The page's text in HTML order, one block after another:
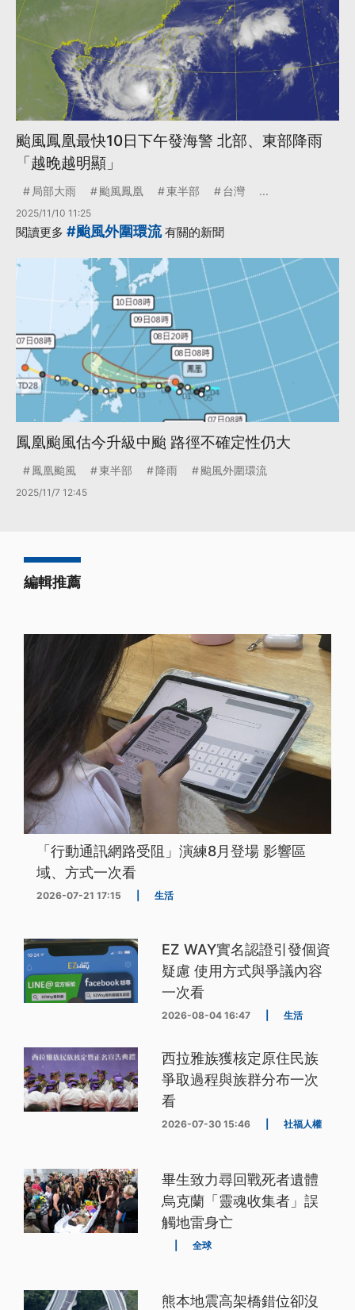
颱風鳳凰最快10日下午發海警 北部、東部降雨
「越晚越明顯」
局部大雨 颱風鳳凰 東半部 台灣 ...
2025/11/10 11:25
閱讀更多 #颱風外圍環流有關的新聞
鳳凰颱風估今升級中颱 路徑不確定性仍大
鳳凰颱風 東半部 降雨 颱風外圍環流
2025/11/7 12:45
編輯推薦
「行動通訊網路受阻」演練8月登場 影響區
域、方式一次看
2026-07-21 17:15 生活
EZ WAY實名認證引發個資
疑慮 使用方式與爭議內容
一次看
2026-08-04 16:47 生活
西拉雅族獲核定原住民族
爭取過程與族群分布一次
看
2026-07-30 15:46 社福人權
畢生致力尋回戰死者遺體
烏克蘭「靈魂收集者」誤
觸地雷身亡
全球
熊本地震高架橋錯位卻沒